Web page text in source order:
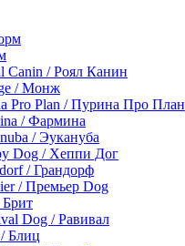
Canin / Роял Канин
/ Монж
Pro Plan / Пурина Про План
/ Фармина
/ Эукануба
Dog / Хеппи Дог
/ Грандорф
/ Премьер Dog
Dog / Равивал
Блиц